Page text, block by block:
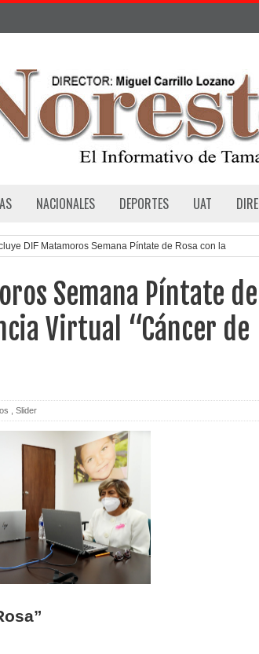
NACIONALES DEPORTES UAT
DIF Matamoros Semana Píntate de Rosa con la
Semana Píntate de
Virtual “Cáncer de
Slider